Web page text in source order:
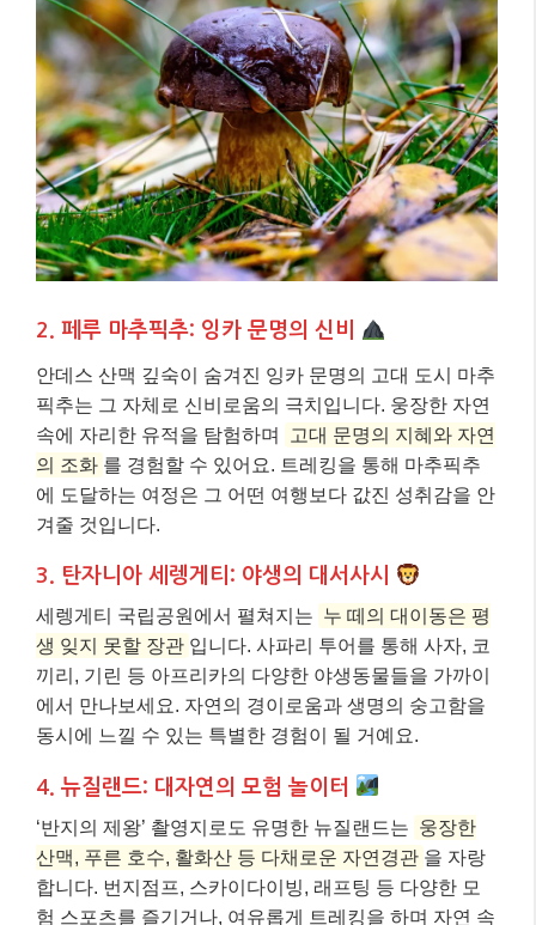
2. 페루 마추픽추: 잉카 문명의 신비
안데스 산맥 깊숙이 숨겨진 잉카 문명의 고대 도시 마추
픽추는 그 자체로 신비로움의 극치입니다. 웅장한 자연
속에 자리한 유적을 탐험하며
고대 문명의 지혜와 자연
의 조화 를 경험할 수 있어요. 트레킹을 통해 마추픽추
에 도달하는 여정은 그 어떤 여행보다 값진 성취감을 안
겨줄 것입니다.
3. 탄자니아 세렝게티: 야생의 대서사시
세렝게티 국립공원에서 펼쳐지는 누 떼의 대이동은 평
생 잊지 못할 장관 입니다. 사파리 투어를 통해 사자, 코
끼리, 기린 등 아프리카의 다양한 야생동물들을 가까이
에서 만나보세요. 자연의 경이로움과 생명의 숭고함을
동시에 느낄 수 있는 특별한 경험이 될 거예요.
4. 뉴질랜드: 대자연의 모험 놀이터
‘반지의 제왕’ 촬영지로도 유명한 뉴질랜드는 웅장한
산맥, 푸른 호수, 활화산 등 다채로운 자연경관 을 자랑
합니다. 번지점프, 스카이다이빙, 래프팅 등 다양한 모
험 스포츠를 즐기거나, 여유롭게 트레킹을 하며 자연 속